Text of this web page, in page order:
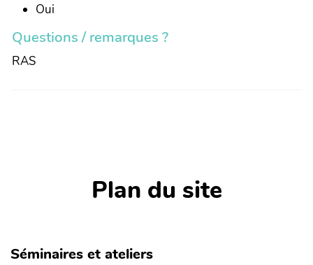
Oui
Questions / remarques ?
RAS
Plan du site
Séminaires et ateliers